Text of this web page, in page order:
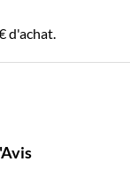
d'achat.